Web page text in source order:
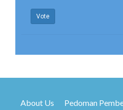
Vote
About Us Pedoman